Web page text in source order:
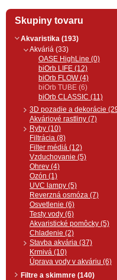
Skupiny tovaru
Akvaristika (193)
Akváriá (33)
OASE HighLine (0)
biOrb LIFE (12)
biOrb FLOW (4)
biOrb TUBE (6)
biOrb CLASSIC (11)
3D pozadie a dekorácie
Akváriové rastliny (7)
Ryby (10)
Filtrácia (8)
Filter médiá (12)
Vzduchovanie (5)
Ohrev (4)
Ozón (1)
UVC lampy (5)
Reverzná osmóza (7)
Osvetlenie (6)
Testy vody (6)
Akvaristické pomôcky (5)
Chladenie (2)
Stavba akvária (37)
Krmivá (10)
Úprava vody v akváriu (6)
Filtre a skimmre (140)